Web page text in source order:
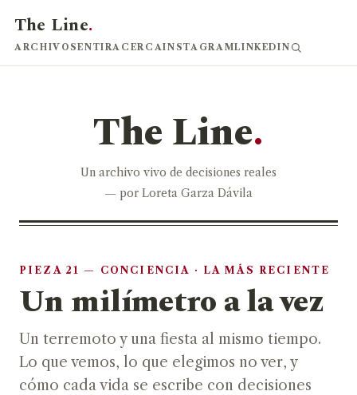
The Line.
ARCHIVOSENTIRACERCAINSTAGRAMLINKEDIN
The Line.
Un archivo vivo de decisiones reales
— por Loreta Garza Dávila
PIEZA 21 — CONCIENCIA · LA MÁS RECIENTE
Un milímetro a la vez
Un terremoto y una fiesta al mismo tiempo.
Lo que vemos, lo que elegimos no ver, y
cómo cada vida se escribe con decisiones